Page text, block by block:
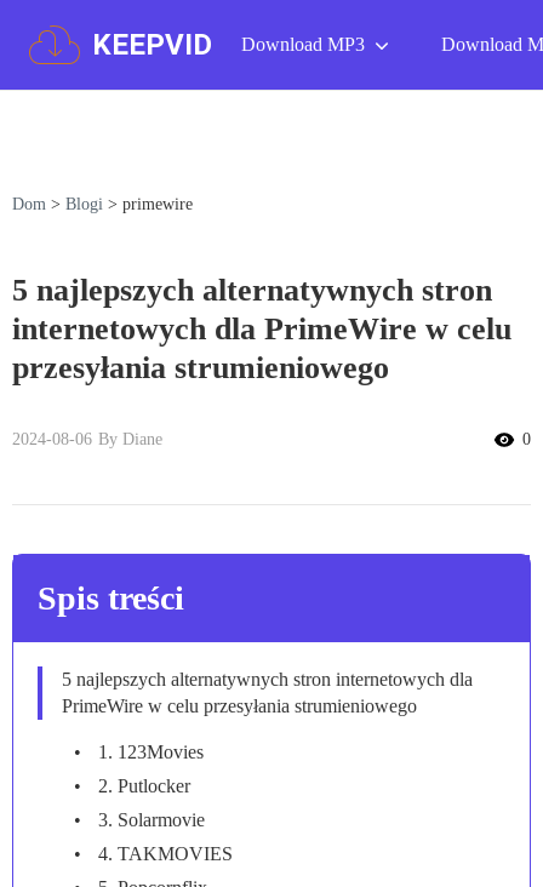
KEEPVID Download MP3 Download
Dom > Blogi > primewire
5 najlepszych alternatywnych stron
internetowych dla PrimeWire w celu
przesyłania strumieniowego
2024-08-06 By Diane 0
Spis treści
5 najlepszych alternatywnych stron internetowych dla
PrimeWire w celu przesyłania strumieniowego
1. 123Movies
2. Putlocker
3. Solarmovie
4. TAKMOVIES